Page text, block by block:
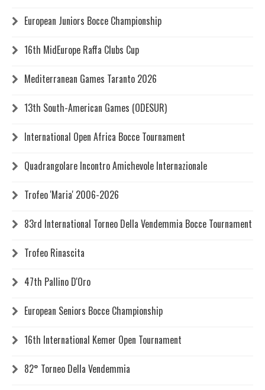
European Juniors Bocce Championship
16th MidEurope Raffa Clubs Cup
Mediterranean Games Taranto 2026
13th South-American Games (ODESUR)
International Open Africa Bocce Tournament
Quadrangolare Incontro Amichevole Internazionale
Trofeo 'Maria' 2006-2026
83rd International Torneo Della Vendemmia Bocce Tournament
Trofeo Rinascita
47th Pallino D'Oro
European Seniors Bocce Championship
16th International Kemer Open Tournament
82° Torneo Della Vendemmia